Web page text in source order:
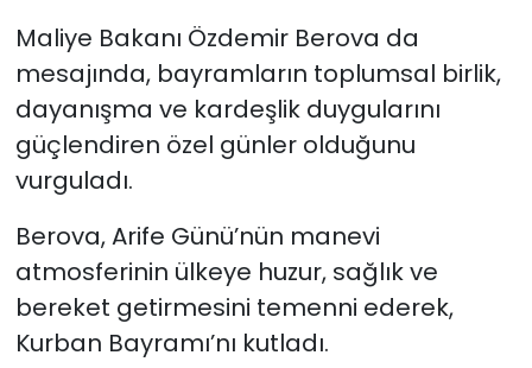
Maliye Bakanı Özdemir Berova da
mesajında, bayramların toplumsal birlik,
dayanışma ve kardeşlik duygularını
güçlendiren özel günler olduğunu
vurguladı.
Berova, Arife Günü’nün manevi
atmosferinin ülkeye huzur, sağlık ve
bereket getirmesini temenni ederek,
Kurban Bayramı’nı kutladı.